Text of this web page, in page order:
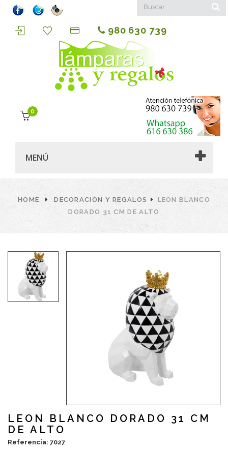
980 630 739
0
MENÚ
HOME DECORACIÓN Y REGALOS
LEON BLANCO
DORADO 31 CM DE ALTO
LEON BLANCO DORADO 31 CM
DE ALTO
Referencia: 7027